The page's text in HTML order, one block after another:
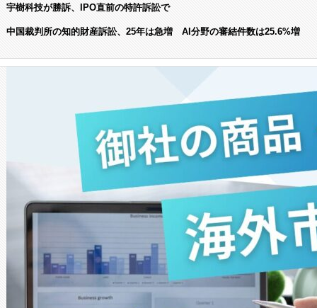
宇樹科技が勝訴、IPO直前の特許訴訟で
中国裁判所の知的財産訴訟、25年は急増 AI分野の審結件数は25.6%増